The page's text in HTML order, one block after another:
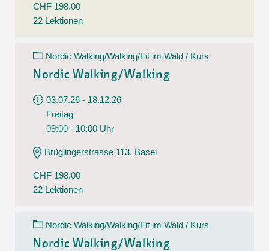
CHF 198.00
22 Lektionen
Nordic Walking/Walking/Fit im Wald / Kurs
Nordic Walking/Walking
03.07.26 - 18.12.26
Freitag
09:00 - 10:00 Uhr
Brüglingerstrasse 113, Basel
CHF 198.00
22 Lektionen
Nordic Walking/Walking/Fit im Wald / Kurs
Nordic Walking/Walking